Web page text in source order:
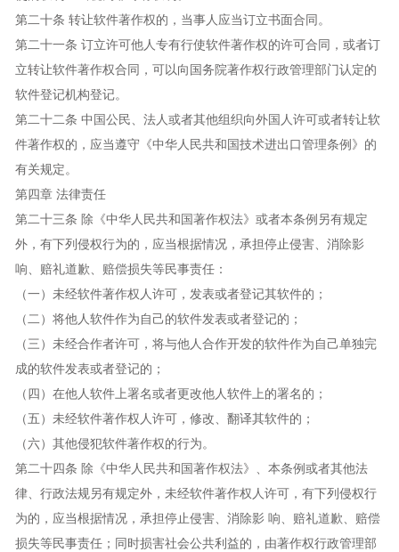
第二十条 转让软件著作权的，当事人应当订立书面合同。
第二十一条 订立许可他人专有行使软件著作权的许可合同，或者订
立转让软件著作权合同，可以向国务院著作权行政管理部门认定的
软件登记机构登记。
第二十二条 中国公民、法人或者其他组织向外国人许可或者转让软
件著作权的，应当遵守《中华人民共和国技术进出口管理条例》的
有关规定。
第四章 法律责任
第二十三条 除《中华人民共和国著作权法》或者本条例另有规定
外，有下列侵权行为的，应当根据情况，承担停止侵害、消除影
响、赔礼道歉、赔偿损失等民事责任：
（一）未经软件著作权人许可，发表或者登记其软件的；
（二）将他人软件作为自己的软件发表或者登记的；
（三）未经合作者许可，将与他人合作开发的软件作为自己单独完
成的软件发表或者登记的；
（四）在他人软件上署名或者更改他人软件上的署名的；
（五）未经软件著作权人许可，修改、翻译其软件的；
（六）其他侵犯软件著作权的行为。
第二十四条 除《中华人民共和国著作权法》、本条例或者其他法
律、行政法规另有规定外，未经软件著作权人许可，有下列侵权行
为的，应当根据情况，承担停止侵害、消除影 响、赔礼道歉、赔偿
损失等民事责任；同时损害社会公共利益的，由著作权行政管理部